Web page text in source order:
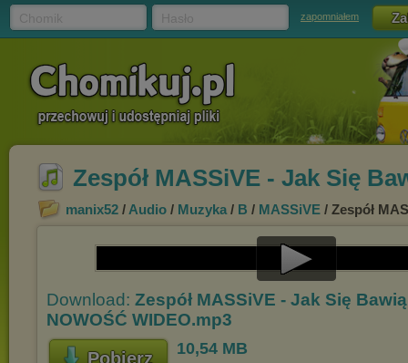
zapomniałem
Zespół MASSiVE - Jak Się
manix52 / Audio / Muzyka / B / MASSiVE / Zespół
Play
Download: Zespół MASSiVE - Jak Się
NOWOŚĆ WIDEO.mp3
Pobierz 10,54 MB